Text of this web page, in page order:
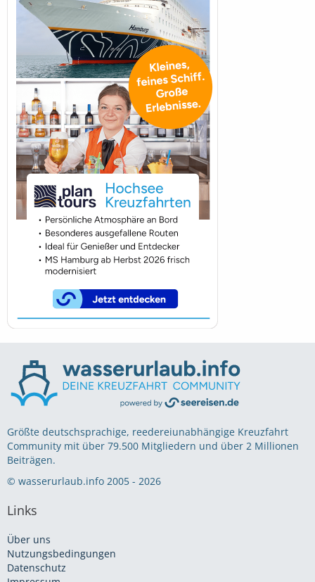
Größte deutschsprachige, reedereiunabhängige Kreuzfahrt
Community mit über 79.500 Mitgliedern und über 2 Millionen
Beiträgen.
© wasserurlaub.info 2005 - 2026
Links
Über uns
Nutzungsbedingungen
Datenschutz